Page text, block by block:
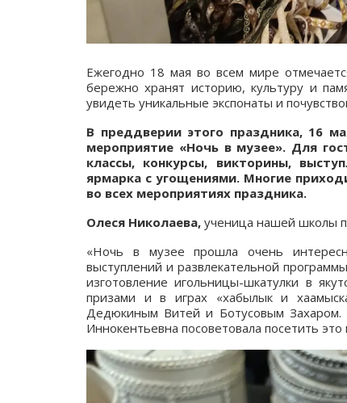
Ежегодно 18 мая во всем мире
бережно хранят историю, культуру и
увидеть уникальные экспонаты и
В преддверии этого праздника, 16
мероприятие «Ночь в музее». Для
классы, конкурсы, викторины,
ярмарка с угощениями. Многие
во всех мероприятиях праздника.
Олеся Николаева, ученица нашей школы
«Ночь в музее прошла очень
выступлений и развлекательной
изготовление игольницы-шкатулки в
призами и в играх «хабылык и
Дедюкиным Витей и Ботусовым Захаром.
Иннокентьевна посоветовала посетить